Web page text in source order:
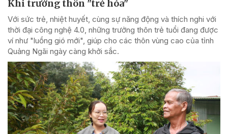
Khi trưởng thôn "trẻ hóa"
Với sức trẻ, nhiệt huyết, cùng sự năng động và thích nghi với
thời đại công nghệ 4.0, những trưởng thôn trẻ tuổi đang được
ví như "luồng gió mới", giúp cho các thôn vùng cao của tỉnh
Quảng Ngãi ngày càng khởi sắc.